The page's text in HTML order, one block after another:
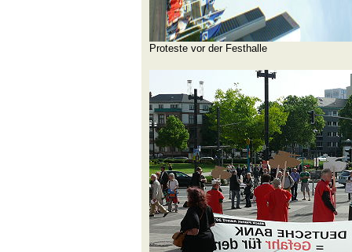
Proteste vor der Festhalle